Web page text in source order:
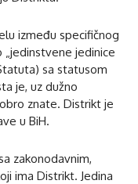
između specifičnog
jedinice
sa statusom
je, uz dužno
znate. Distrikt je
u BiH.
zakonodavnim,
ima Distrikt. Jedina